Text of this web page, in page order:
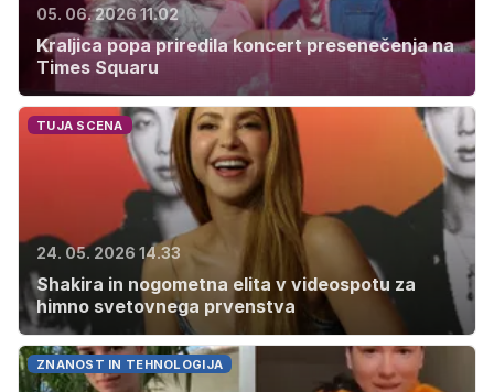
05. 06. 2026 11.02
Kraljica popa priredila koncert presenečenja na
Times Squaru
TUJA SCENA
24. 05. 2026 14.33
Shakira in nogometna elita v videospotu za
himno svetovnega prvenstva
ZNANOST IN TEHNOLOGIJA